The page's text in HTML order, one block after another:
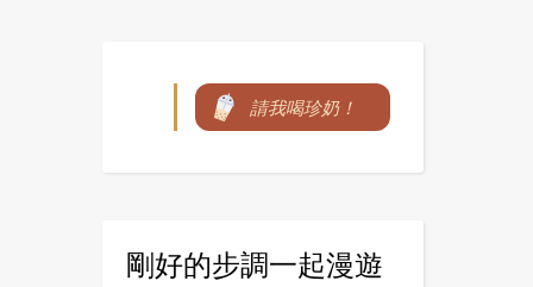
請我喝珍奶！
剛好的步調一起漫遊